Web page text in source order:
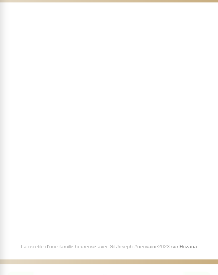
La recette d'une famille heureuse avec St Joseph #neuvaine2023 sur Hozana